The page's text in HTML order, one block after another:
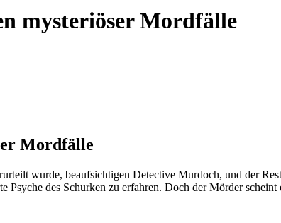
mysteriöser Mordfälle
Mordfälle
wurde, beaufsichtigen Detective Murdoch, und der
des Schurken zu erfahren. Doch der Mörder